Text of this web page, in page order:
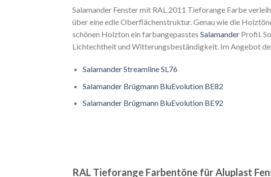
Salamander Fenster mit RAL 2011 Tieforange Farbe
über eine edle Oberflächenstruktur. Genau wie die
schönen Holzton ein farbangepasstes Salamander Profil.
Lichtechtheit und Witterungsbeständigkeit. Im Angebot
Salamander Streamline SL76
Salamander Brügmann BluEvolution BE82
Salamander Brügmann BluEvolution BE92
RAL Tieforange Farbentöne für Aluplast